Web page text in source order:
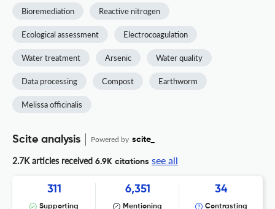
Bioremediation Reactive nitrogen
Ecological assessment Electrocoagulation
Water treatment Arsenic Water quality
Data processing Compost Earthworm
Melissa officinalis
Scite analysis Powered by scite_
2.7K articles received 6.9K citations see all
311
Supporting
6,351
Mentioning
34
Contrasting